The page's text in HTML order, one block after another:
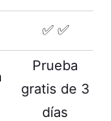
✅ ✅
Prueba
gratis de 3
días